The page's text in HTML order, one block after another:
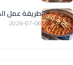
طريقة عمل
2026-07-08